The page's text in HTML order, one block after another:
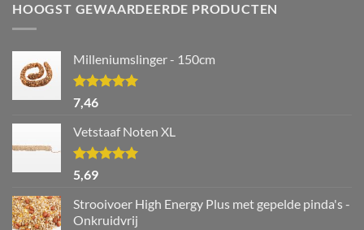
HOOGST GEWAARDEERDE PRODUCTEN
Milleniumslinger - 150cm
Waardering
5.00
7,46
Vetstaaf Noten XL
Waardering
5.00
5,69
Strooivoer High Energy Plus met gepelde pinda's -
Onkruidvrij